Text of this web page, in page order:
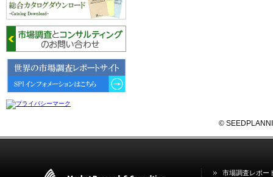
6月15日、「中国の医療保険医薬
品リスト 」を発刊しました。
2026年06月01日
6月1日、「2026-27年版 5G SA、
6GにおけるIoT／サービス市場の
動向 」を発刊しました。
2026年04月30日
4月30日、「2026年版 オンライン
1月31日、「DXが加速するMCI・
©
市場調査レポー